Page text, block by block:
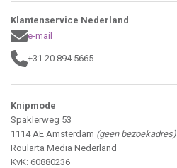
Klantenservice Nederland
e-mail
+31 20 894 5665
Knipmode
Spaklerweg 53
1114 AE Amsterdam (geen bezoekadres)
Roularta Media Nederland
KvK: 60880236